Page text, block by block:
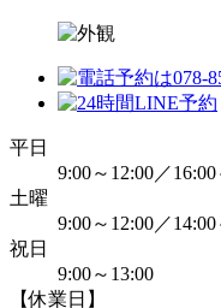
平日
9:00～12:00／16:00
土曜
9:00～12:00／14:00
祝日
9:00～13:00
【休業日】